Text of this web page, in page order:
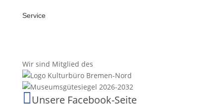
Service
Wir sind Mitglied des
Unsere Facebook-Seite